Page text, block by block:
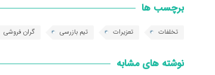
برچسب ها
تخلفات تعزیرات تیم بازرسی گران فروشی
نوشته های مشابه